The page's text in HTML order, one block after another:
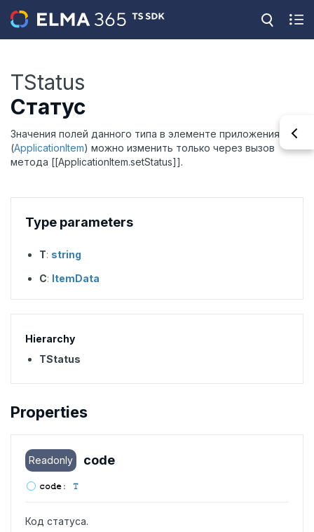
TStatus
Статус
Значения полей данного типа в элементе приложения
(ApplicationItem) можно изменить только через вызов
метода [[ApplicationItem.setStatus]].
Type parameters
T: string
C: ItemData
Hierarchy
TStatus
Properties
Readonly code
code: T
Код статуса.